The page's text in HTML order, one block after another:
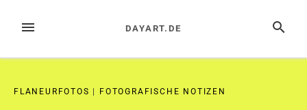
InhaltMENÜ SUCHE
DAYART.DE
FLANEURFOTOS FOTOGRAFISCHE NOTIZEN